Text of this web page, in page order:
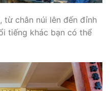
từ chân núi lên đến đỉnh
tiếng khác bạn có thể